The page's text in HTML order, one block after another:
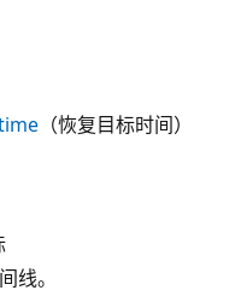
（恢复目标时间）
线。